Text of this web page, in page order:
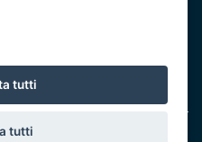
Puglia
tutti
tutti